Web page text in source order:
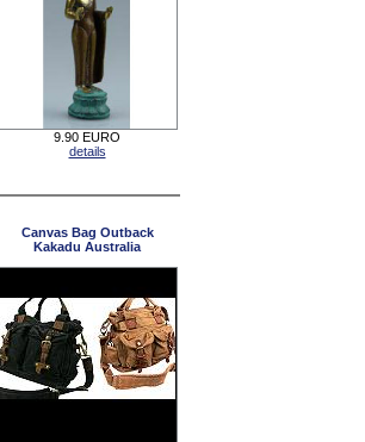
9.90 EURO
details
Canvas Bag Outback
Kakadu Australia